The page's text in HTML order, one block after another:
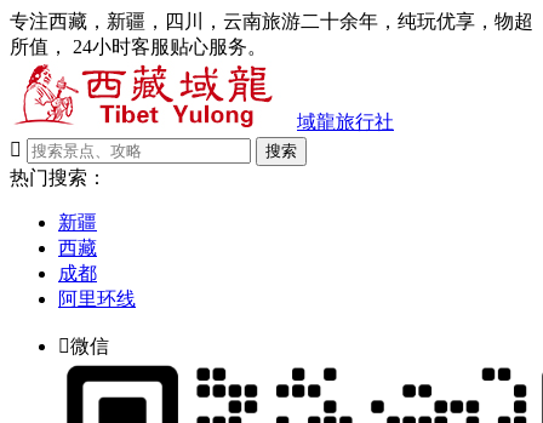
专注西藏，新疆，四川，云南旅游二十余年，纯玩优享，物超
所值， 24小时客服贴心服务。
域龍旅行社

搜索
热门搜索：
新疆
西藏
成都
阿里环线
微信